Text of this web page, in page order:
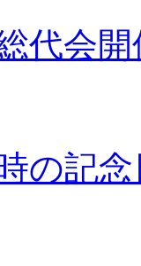
代会開
の記